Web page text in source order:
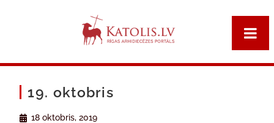
19. oktobris
18 oktobris, 2019